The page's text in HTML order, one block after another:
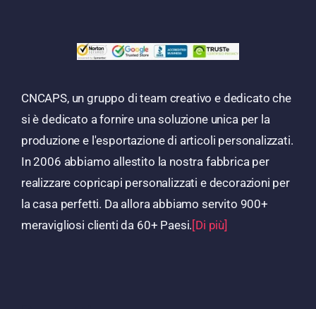
CNCAPS, un gruppo di team creativo e dedicato che
si è dedicato a fornire una soluzione unica per la
produzione e l'esportazione di articoli personalizzati.
In 2006 abbiamo allestito la nostra fabbrica per
realizzare copricapi personalizzati e decorazioni per
la casa perfetti. Da allora abbiamo servito 900+
meravigliosi clienti da 60+ Paesi. [Di più]